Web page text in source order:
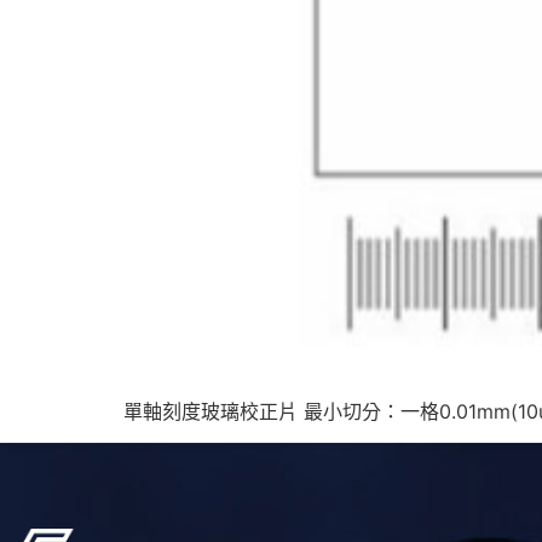
單軸刻度玻璃校正片 最小切分：一格